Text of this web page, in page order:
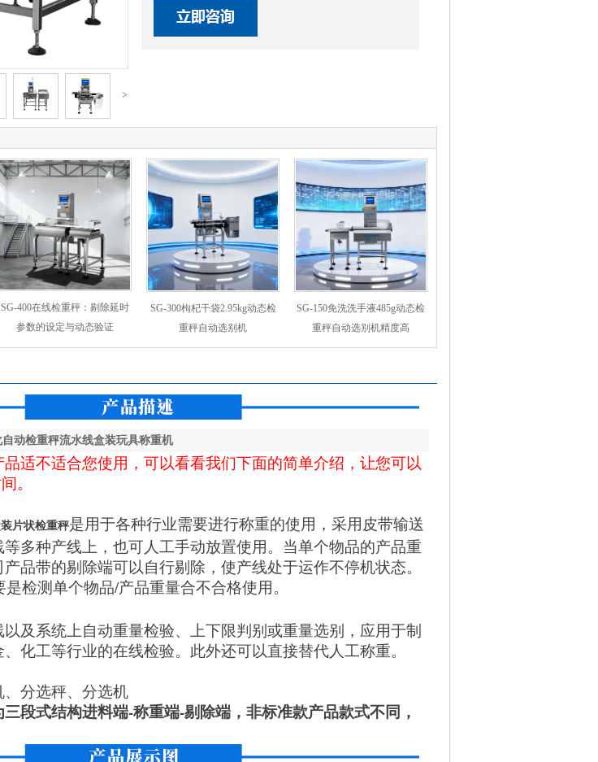
>
SG-400在线检重秤：剔除延时
参数的设定与动态验证
SG-300枸杞干袋2.95kg动态检
重秤自动选别机
SG-150免洗洗手液485g动态检
重秤自动选别机精度高
动检重秤流水线盒装玩具称重机
适不适合您使用，可以看看我们下面的简单介绍，让您可以
。
片状检重秤是用于各种行业需要进行称重的使用，采用皮带输送
多种产线上，也可人工手动放置使用。当单个物品的产品重
品带的剔除端可以自行剔除，使产线处于运作不停机状态。
是检测单个物品/产品重量合不合格使用。
及系统上自动重量检验、上下限判别或重量选别，应用于制
化工等行业的在线检验。此外还可以直接替代人工称重。
分选秤、分选机
段式结构进料端-称重端-剔除端，非标准款产品款式不同，